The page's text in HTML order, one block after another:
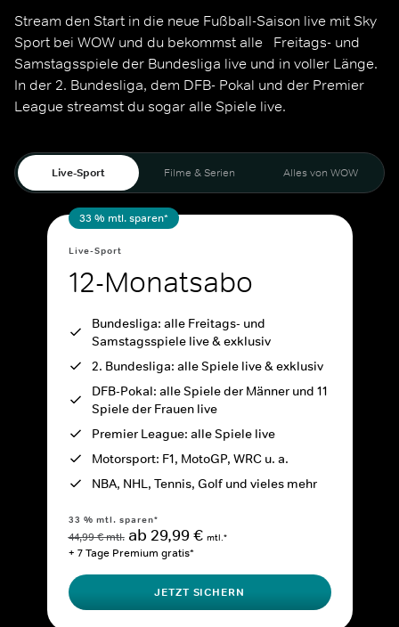
Stream den Start in die neue Fußball-Saison live mit Sky
Sport bei WOW und du bekommst alle   Freitags- und
Samstagsspiele der Bundesliga live und in voller Länge.
In der 2. Bundesliga, dem DFB- Pokal und der Premier
League streamst du sogar alle Spiele live.
Live-Sport Filme & Serien Alles von WOW
33 % mtl. sparen*
Live-Sport
12-Monatsabo
Bundesliga: alle Freitags- und
Samstagsspiele live & exklusiv
2. Bundesliga: alle Spiele live & exklusiv
DFB-Pokal: alle Spiele der Männer und 11
Spiele der Frauen live
Premier League: alle Spiele live
Motorsport: F1, MotoGP, WRC u. a.
NBA, NHL, Tennis, Golf und vieles mehr
33 % mtl. sparen*
44,99 € mtl. ab 29,99 € mtl.*
+ 7 Tage Premium gratis*
JETZT SICHERN